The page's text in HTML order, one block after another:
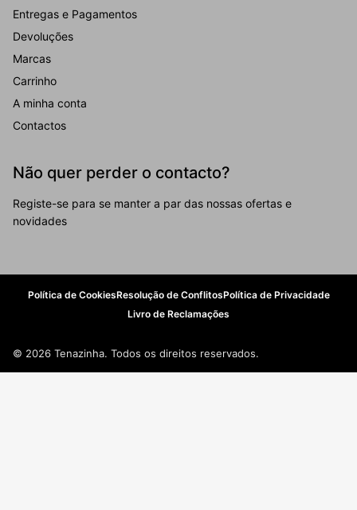
Entregas e Pagamentos
Devoluções
Marcas
Carrinho
A minha conta
Contactos
Não quer perder o contacto?
Registe-se para se manter a par das nossas ofertas e
novidades
Política de CookiesResolução de ConflitosPolítica de Privacidade
Livro de Reclamações
© 2026 Tenazinha. Todos os direitos reservados.